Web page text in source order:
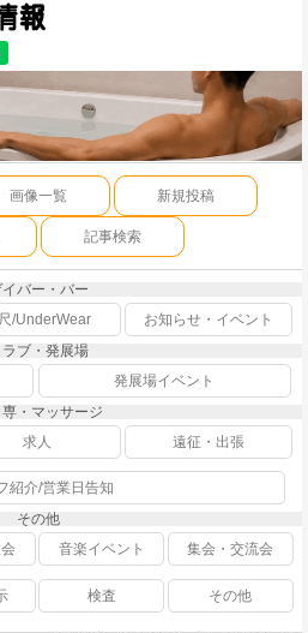
画像一覧 新規投稿
記事検索
バー・バー
/UnderWear
お知らせ・イベント
ラブ・発展場
発展場イベント
・マッサージ
求人 遠征・出張
紹介/営業日告知
その他
音楽イベント 集会・交流会
検査 その他